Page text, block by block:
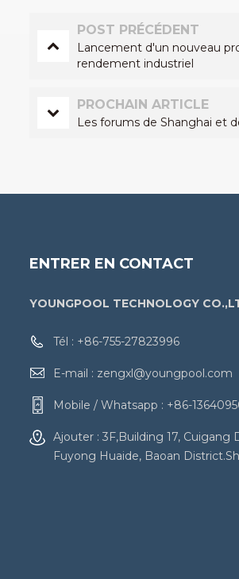
POST PRÉCÉDENT
Lancement d'un nouveau
rendement industriel
PROCHAIN ARTICLE
Les forums de Shanghai et
ENTRER EN CONTACT
YOUNGPOOL TECHNOLOGY
Tél : +86-755-27823996
E-mail : zengxl@youngpool.com
Mobile / Whatsapp : +86-
Ajouter : 3F,Building 17, Cuigang
Fuyong Huaide, Baoan